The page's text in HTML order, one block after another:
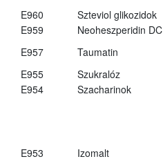
E960
Szteviol glikozidok
E959
Neoheszperidin DC
E957
Taumatin
E955
Szukralóz
E954
Szacharinok
E953 Izomalt